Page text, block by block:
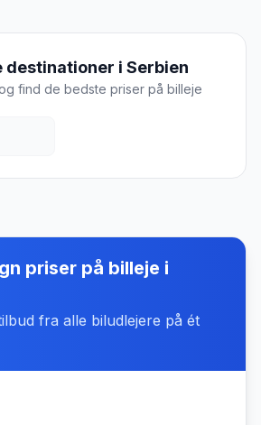
destinationer i Serbien
find de bedste priser på billeje
priser på billeje i
fra alle biludlejere på ét